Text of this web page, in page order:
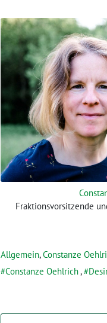
Fraktionsvorsitzende
Allgemein,Constanze
Constanze Oehlrich,